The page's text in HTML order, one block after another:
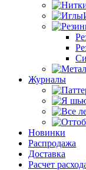
Журналы
Новинки
Распродажа
Доставка
Расчет